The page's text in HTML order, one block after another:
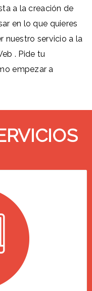
a la creación de
en lo que quieres
nuestro servicio a la
. Pide tu
empezar a